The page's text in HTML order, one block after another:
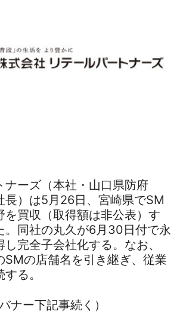
ナーズ（本社・山口県防府
長）は5月26日、宮崎県でSM
を買収（取得額は非公表）す
。同社の丸久が6月30日付で永
完全子会社化する。なお、
SMの店舗名を引き継ぎ、従業
る。
バナー下記事続く）